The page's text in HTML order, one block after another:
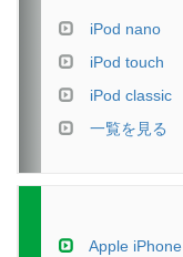
iPod nano
iPod touch
iPod classic
一覧を見る
Apple iPhone